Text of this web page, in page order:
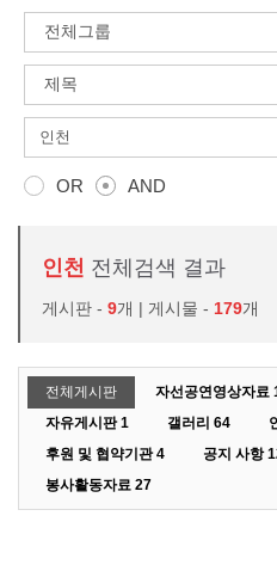
OR AND
인천 전체검색 결과
게시판 - 9개 | 게시물 - 179개
전체게시판 자선공연영상자료
자유게시판 1 갤러리 64
후원 및 협약기관 4 공지 사항
봉사활동자료 27